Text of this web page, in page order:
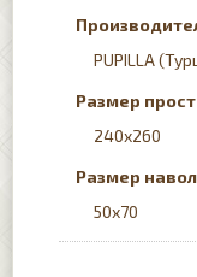
PUPILLA
Размер
240x260
Размер
50х70